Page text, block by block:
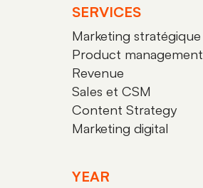
SERVICES
Marketing stratégique
Product management
Revenue
Sales et CSM
Content Strategy
Marketing digital
YEAR